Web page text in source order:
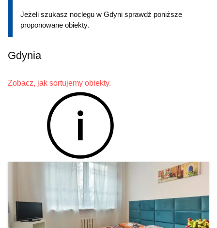
Jeżeli szukasz noclegu w Gdyni sprawdź poniższe
proponowane obiekty.
Gdynia
Zobacz, jak sortujemy obiekty.